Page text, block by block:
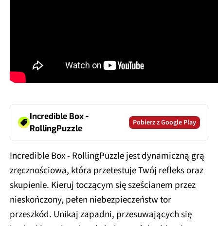
Incredible Box -
RollingPuzzle
Pobierz z Google Play
Incredible Box - RollingPuzzle jest dynamiczną grą
zręcznościowa, która przetestuje Twój refleks oraz
skupienie. Kieruj toczącym się sześcianem przez
nieskończony, pełen niebezpieczeństw tor
przeszkód. Unikaj zapadni, przesuwających się